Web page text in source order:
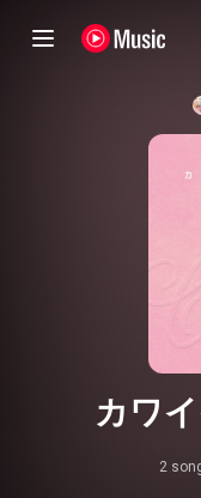
カワ
2